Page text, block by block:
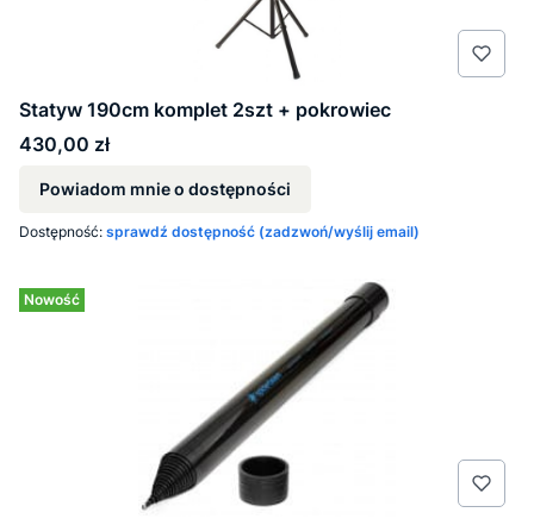
Statyw 190cm komplet 2szt + pokrowiec
Cena
430,00 zł
Powiadom mnie o dostępności
Dostępność: sprawdź dostępność (zadzwoń/wyślij email)
Nowość